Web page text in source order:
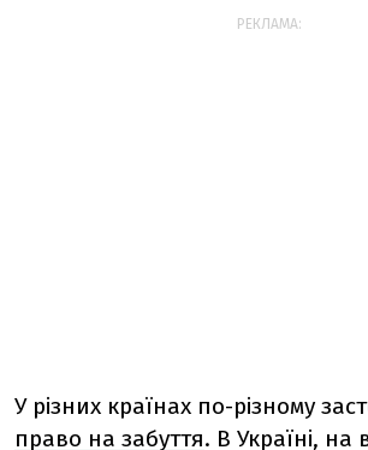
РЕКЛАМА:
У різних країнах по-різному
право на забуття. В Україні, на